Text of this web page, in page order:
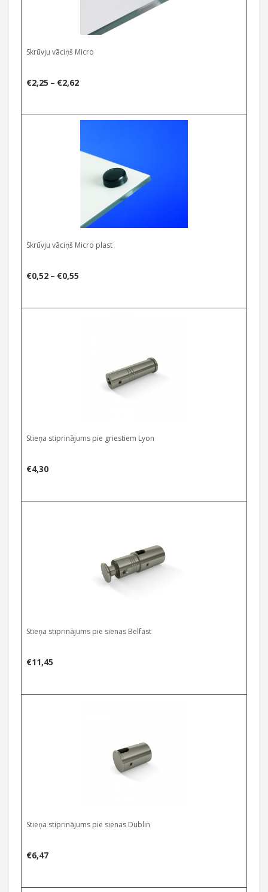
Skrūvju vāciņš Micro
€2,25 – €2,62Price
€2,25
€2,62
Skrūvju vāciņš Micro plast
€0,52 – €0,55
€0,52
Stieņa stiprinājums pie griestiem Lyon
€4,30
Stieņa stiprinājums pie sienas Belfast
€11,45
Stieņa stiprinājums pie sienas Dublin
€6,47